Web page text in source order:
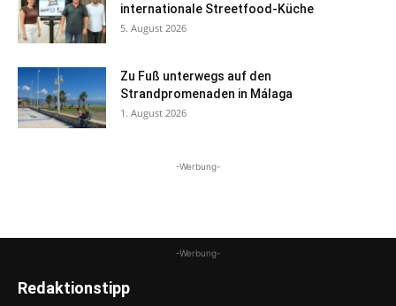
internationale Streetfood-Küche
5. August 2026
Zu Fuß unterwegs auf den
Strandpromenaden in Málaga
1. August 2026
-Werbung-
-Werbung-
Redaktionstipp